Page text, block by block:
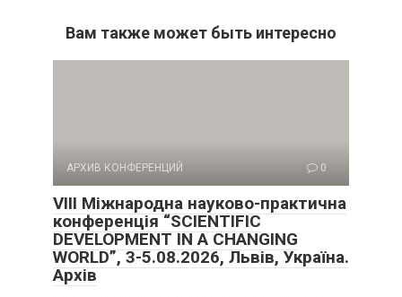
Вам также может быть интересно
АРХИВ КОНФЕРЕНЦИЙ 0
VIII Міжнародна науково-практична
конференція “SCIENTIFIC
DEVELOPMENT IN A CHANGING
WORLD”, 3-5.08.2026, Львів, Україна.
Архів